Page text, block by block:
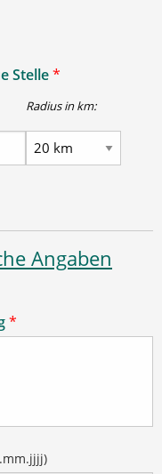
Stelle*
Radius in km:
Angaben
*